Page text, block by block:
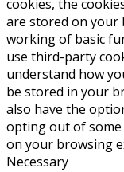
cookies, the
are stored on your
working of basic
use third-party
understand how
be stored in your
also have the
opting out of some
on your browsing
Necessary